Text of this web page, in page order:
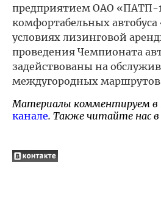
предприятием ОАО «ПАТП-
комфортабельных
условиях лизинговой
проведения Чемпионата
задействованы на
междугородных
Материалы комментируем
канале. Также читайте нас в